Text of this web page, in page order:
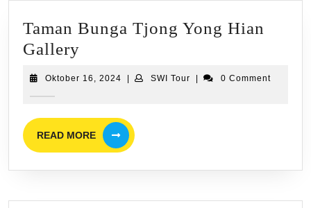
Taman Bunga Tjong Yong Hian
Gallery
Hian
Gallery
Oktober 16, 2024 OktoberSWI Tour SWI
0 Comment
READ MORE
READ
MORE